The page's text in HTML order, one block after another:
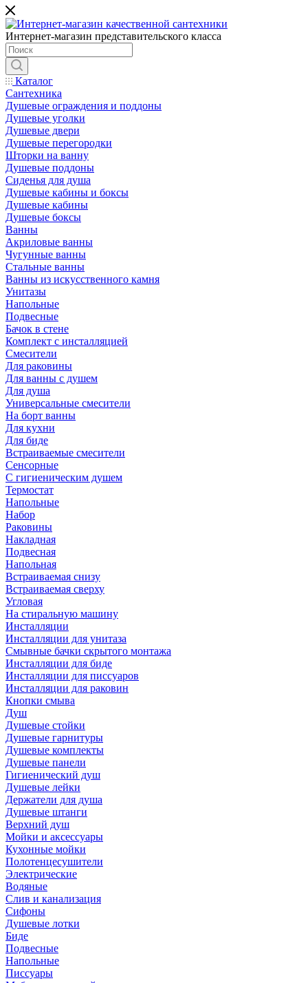
Интернет-магазин представительского класса
Каталог
Сантехника
Душевые ограждения и поддоны
Душевые уголки
Душевые двери
Душевые перегородки
Шторки на ванну
Душевые поддоны
Сиденья для душа
Душевые кабины и боксы
Душевые кабины
Душевые боксы
Ванны
Акриловые ванны
Чугунные ванны
Стальные ванны
Ванны из искусственного камня
Унитазы
Напольные
Подвесные
Бачок в стене
Комплект с инсталляцией
Смесители
Для раковины
Для ванны с душем
Для душа
Универсальные смесители
На борт ванны
Для кухни
Для биде
Встраиваемые смесители
Сенсорные
С гигиеническим душем
Термостат
Напольные
Набор
Раковины
Накладная
Подвесная
Напольная
Встраиваемая снизу
Встраиваемая сверху
Угловая
На стиральную машину
Инсталляции
Инсталляции для унитаза
Смывные бачки скрытого монтажа
Инсталляции для биде
Инсталляции для писсуаров
Инсталляции для раковин
Кнопки смыва
Душ
Душевые стойки
Душевые гарнитуры
Душевые комплекты
Душевые панели
Гигиенический душ
Душевые лейки
Держатели для душа
Душевые штанги
Верхний душ
Мойки и аксессуары
Кухонные мойки
Полотенцесушители
Электрические
Водяные
Слив и канализация
Сифоны
Душевые лотки
Биде
Подвесные
Напольные
Писсуары